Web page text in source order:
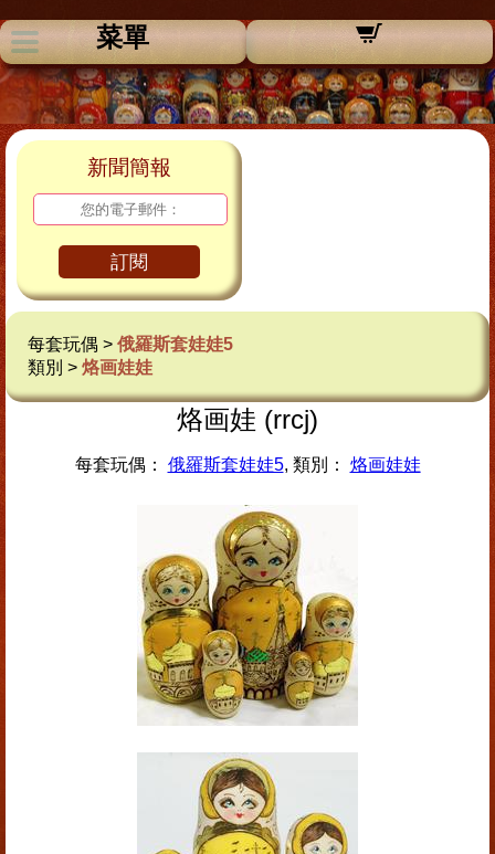
菜單
新聞簡報
訂閱
每套玩偶 > 俄羅斯套娃娃5
類別 > 烙画娃娃
烙画娃 (rrcj)
每套玩偶： 俄羅斯套娃娃5, 類別： 烙画娃娃